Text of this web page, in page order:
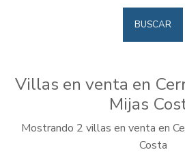
BUSCAR
Villas en venta en
Mijas
Mostrando 2 villas en venta en
Costa